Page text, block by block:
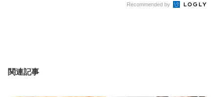
Recommended by
関連記事